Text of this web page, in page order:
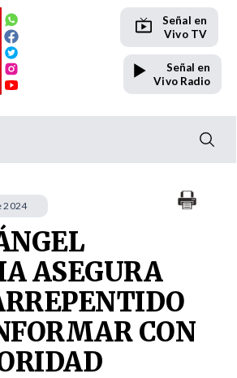
Señal en
Vivo TV
Señal en
Vivo Radio
ASEGURA
CON
2024